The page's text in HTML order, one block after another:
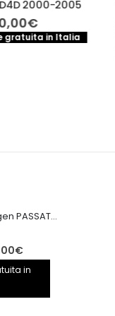
2000-2005
€Il
prezzo
attuale
gratuita in Italia
Motore Volkswagen PASSAT CRB CRBC 2.0TDI 150CV
€Il
prezzo
in